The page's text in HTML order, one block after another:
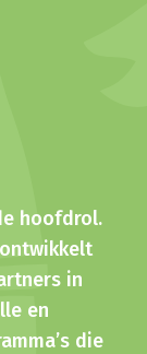
hoofdrol.
in
en
die